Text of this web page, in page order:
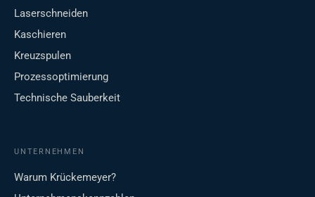
Laserschneiden
Kaschieren
Kreuzspulen
Prozessoptimierung
Technische Sauberkeit
UNTERNEHMEN
Warum Krückemeyer?